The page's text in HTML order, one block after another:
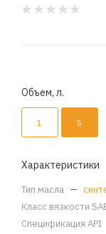
Объем, л.
1 5
Характеристики
Тип масла —
Класс вязкости
Спецификация API